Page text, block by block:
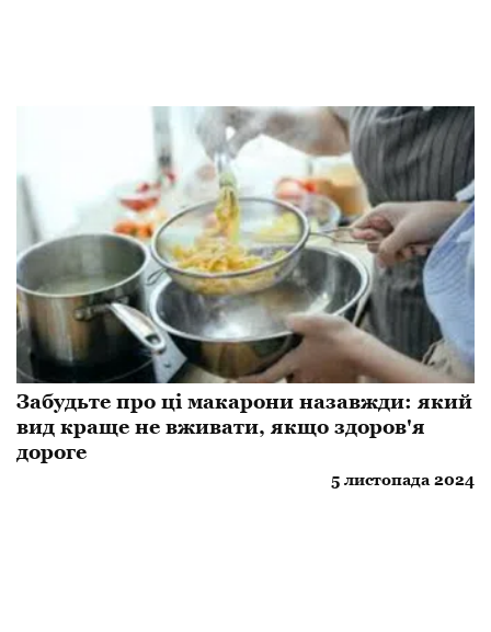
Забудьте про ці макарони назавжди: який
вид краще не вживати, якщо здоров'я
дороге
5 листопада 2024